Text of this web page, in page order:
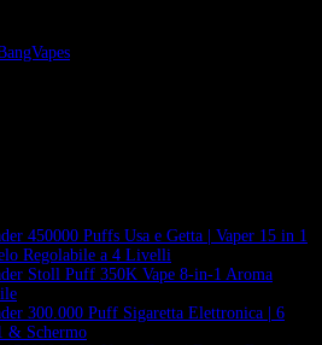
450000 Puffs Usa e Getta | Vaper 15 in 1
Regolabile a 4 Livelli
Stoll Puff 350K Vape 8-in-1 Aroma
300.000 Puff Sigaretta Elettronica | 6
& Schermo